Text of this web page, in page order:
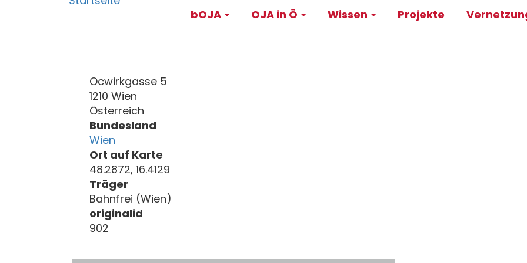
Main
bOJA OJA in Ö Wissen Projekte
Ocwirkgasse 5
1210 Wien
Österreich
Bundesland
Wien
Ort auf Karte
48.2872, 16.4129
Träger
Bahnfrei (Wien)
originalid
902